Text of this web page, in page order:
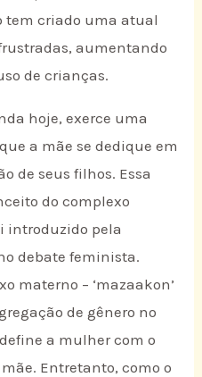
tem criado uma atual
aumentando
de crianças.
hoje, exerce uma
a mãe se dedique em
de seus filhos. Essa
do complexo
introduzido pela
debate feminista.
materno – ‘mazaakon’
de gênero no
a mulher com o
Entretanto, como o